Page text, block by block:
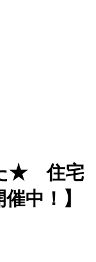
★ 住宅
中！】